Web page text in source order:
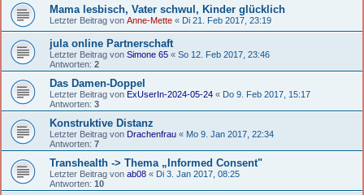
Mama lesbisch, Vater schwul, Kinder glücklich
Letzter Beitrag von Anne-Mette « Di 21. Feb 2017, 23:19
jula online Partnerschaft
Letzter Beitrag von Simone 65 « So 12. Feb 2017, 23:46
Antworten: 2
Das Damen-Doppel
Letzter Beitrag von ExUserIn-2024-05-24 « Do 9. Feb 2017, 15:17
Antworten: 3
Konstruktive Distanz
Letzter Beitrag von Drachenfrau « Mo 9. Jan 2017, 22:34
Antworten: 7
Transhealth -> Thema „Informed Consent"
Letzter Beitrag von ab08 « Di 3. Jan 2017, 08:25
Antworten: 10